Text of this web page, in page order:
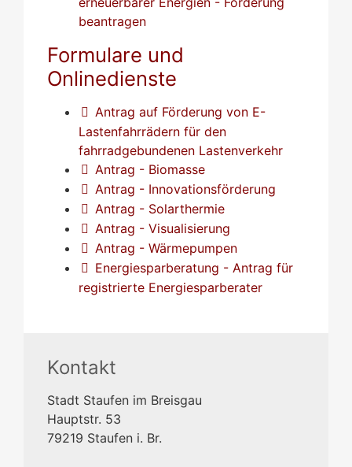
beantragen
Formulare und
Onlinedienste
Antrag auf Förderung von E-
Lastenfahrrädern für den
fahrradgebundenen Lastenverkehr
Antrag - Biomasse
Antrag - Innovationsförderung
Antrag - Solarthermie
Antrag - Visualisierung
Antrag - Wärmepumpen
Energiesparberatung - Antrag für
registrierte Energiesparberater
Kontakt
Stadt Staufen im Breisgau
Hauptstr. 53
79219 Staufen i. Br.